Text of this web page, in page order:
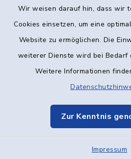
Wir weisen darauf hin, dass wir
Cookies einsetzen, um eine
Website zu ermöglichen. Die
weiterer Dienste wird bei Bedarf
Weitere Informationen
Zur Kenntnis
Impressum
Kontakt
Elektronische
Sitemap